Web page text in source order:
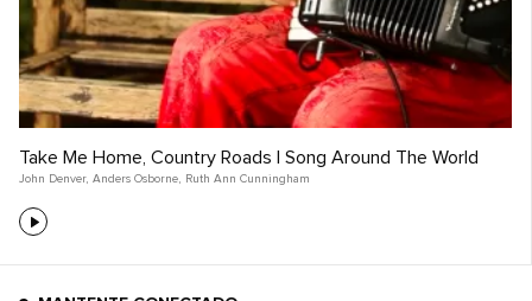
Take Me Home, Country Roads | Song Around The World
John Denver, Anders Osborne, Ruth Ann Cunningham